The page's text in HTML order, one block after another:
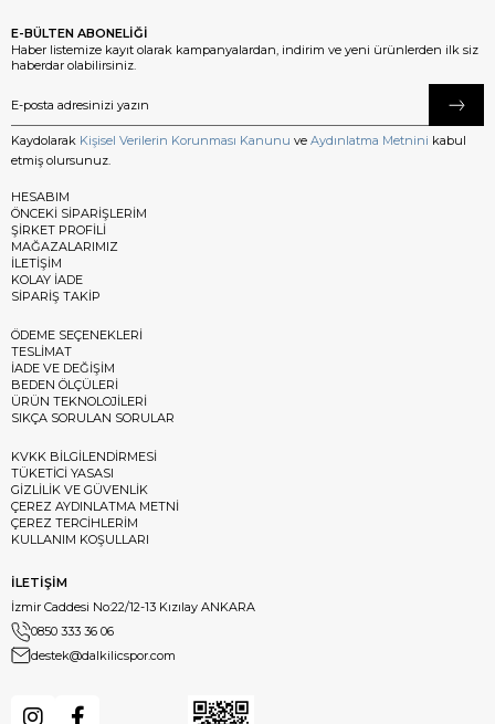
E-BÜLTEN ABONELİĞİ
Haber listemize kayıt olarak kampanyalardan, indirim ve yeni ürünlerden ilk siz
haberdar olabilirsiniz.
Kaydolarak Kişisel Verilerin Korunması Kanunu ve Aydınlatma Metnini kabul
etmiş olursunuz.
HESABIM
ÖNCEKİ SİPARİŞLERİM
ŞİRKET PROFİLİ
MAĞAZALARIMIZ
İLETİŞİM
KOLAY İADE
SİPARİŞ TAKİP
ÖDEME SEÇENEKLERİ
TESLİMAT
İADE VE DEĞİŞİM
BEDEN ÖLÇÜLERİ
ÜRÜN TEKNOLOJİLERİ
SIKÇA SORULAN SORULAR
KVKK BİLGİLENDİRMESİ
TÜKETİCİ YASASI
GİZLİLİK VE GÜVENLİK
ÇEREZ AYDINLATMA METNİ
ÇEREZ TERCİHLERİM
KULLANIM KOŞULLARI
İLETİŞİM
İzmir Caddesi No:22/12-13 Kızılay ANKARA
0850 333 36 06
destek@dalkilicspor.com